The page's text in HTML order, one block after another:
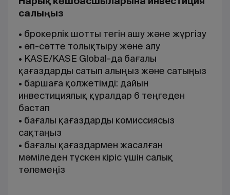
салыңыз
• брокерлік шотты тегін ашу және жүргізу
• әп-сәтте толықтыру және алу
• KASE/KASE Global-да бағалы
қағаздарды сатып алыңыз және сатыңыз
• баршаға қолжетімді: дайын
инвестициялық құралдар 6 теңгеден
бастап
• бағалы қағаздарды комиссиясыз
сақтаңыз
• бағалы қағаздармен жасалған
мәміледен түскен кіріс үшін салық
төлемеңіз